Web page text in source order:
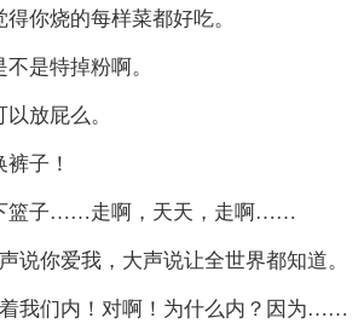
你烧的每样菜都好吃。
是特掉粉啊。
放屁么。
子！
篮子……走啊，天天，走啊……
说你爱我，大声说让全世界都知道。
我们内！对啊！为什么内？因为……